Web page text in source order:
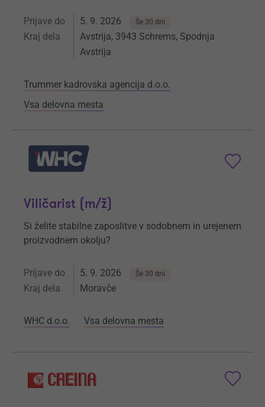
Prijave do 5. 9. 2026 Še 30 dni
Kraj dela
Avstrija, 3943 Schrems, Spodnja
Avstrija
Trummer kadrovska agencija d.o.o.
Vsa delovna mesta
Viličarist (m/ž)
Si želite stabilne zaposlitve v sodobnem in urejenem
proizvodnem okolju?
Prijave do 5. 9. 2026 Še 30 dni
Kraj dela Moravče
WHC d.o.o. Vsa delovna mesta